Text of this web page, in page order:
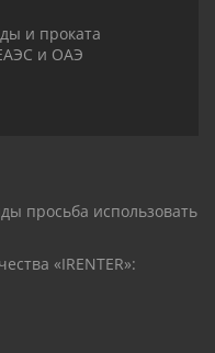
и проката
и ОАЭ
просьба использовать
«IRENTER»: